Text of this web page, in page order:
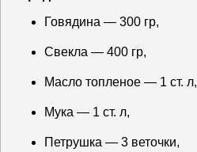
Говядина — 300 гр,
Свекла — 400 гр,
Масло топленое — 1 ст. л,
Мука — 1 ст. л,
Петрушка — 3 веточки,